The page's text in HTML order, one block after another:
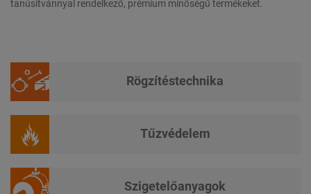
tanúsítvánnyal rendelkező, prémium minőségű termékeket.
Rögzítéstechnika
Tűzvédelem
Szigetelőanyagok